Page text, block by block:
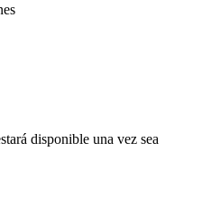
disponible una vez sea